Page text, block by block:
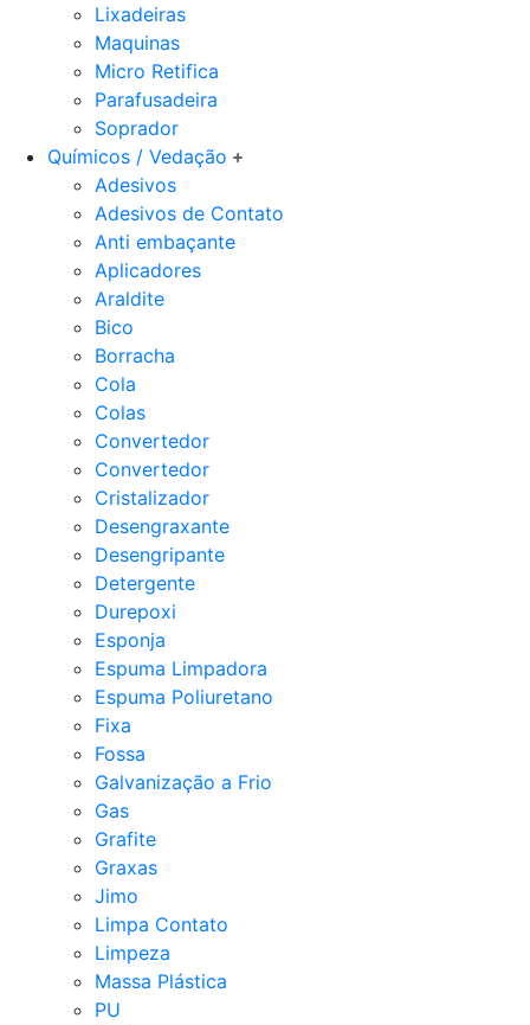
Lixadeiras
Maquinas
Micro Retifica
Parafusadeira
Soprador
Químicos / Vedação
Adesivos
Adesivos de Contato
Anti embaçante
Aplicadores
Araldite
Bico
Borracha
Cola
Colas
Convertedor
Convertedor
Cristalizador
Desengraxante
Desengripante
Detergente
Durepoxi
Esponja
Espuma Limpadora
Espuma Poliuretano
Fixa
Fossa
Galvanização a Frio
Gas
Grafite
Graxas
Jimo
Limpa Contato
Limpeza
Massa Plástica
PU